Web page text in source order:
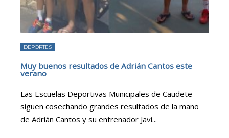
DEPORTES
Muy buenos resultados de Adrián Cantos este
verano
Las Escuelas Deportivas Municipales de Caudete
siguen cosechando grandes resultados de la mano
de Adrián Cantos y su entrenador Javi...